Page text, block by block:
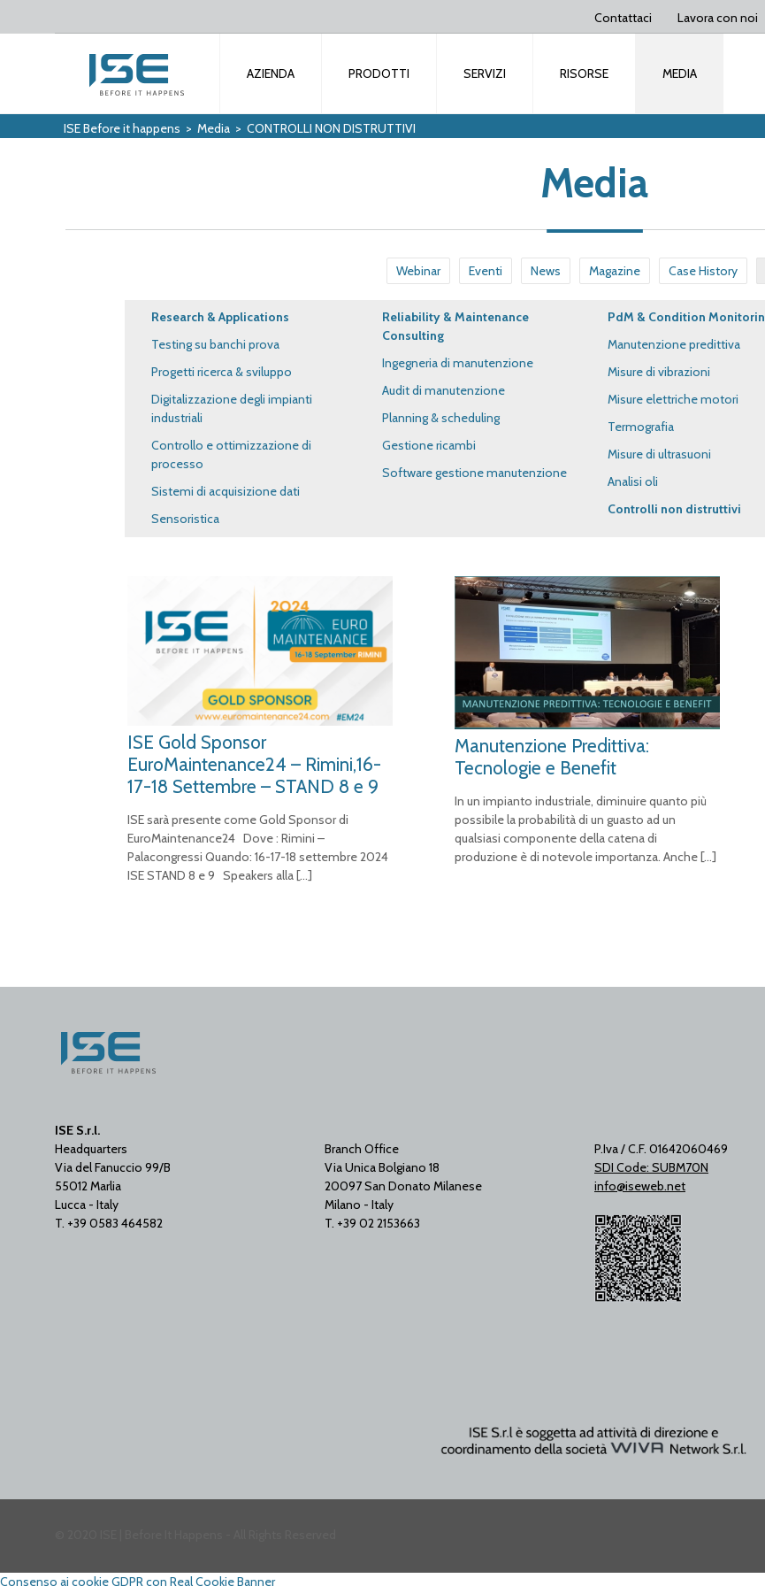
Contattaci Lavora con noi
AZIENDA PRODOTTI SERVIZI RISORSE MEDIA
ISE Before it happens > Media > CONTROLLI NON DISTRUTTIVI
Media
Webinar Eventi News Magazine Case History
Research & Applications
Testing su banchi prova
Progetti ricerca & sviluppo
Digitalizzazione degli impianti
industriali
Controllo e ottimizzazione di
processo
Sistemi di acquisizione dati
Sensoristica
Reliability & Maintenance
Consulting
Ingegneria di manutenzione
Audit di manutenzione
Planning & scheduling
Gestione ricambi
Software gestione manutenzione
PdM & Condition
Manutenzione predittiva
Misure di vibrazioni
Misure elettriche motori
Termografia
Misure di ultrasuoni
Analisi oli
Controlli non distruttivi
ISE Gold Sponsor
EuroMaintenance24 – Rimini,16-
17-18 Settembre – STAND 8 e 9
ISE sarà presente come Gold Sponsor di
EuroMaintenance24 Dove : Rimini –
Palacongressi Quando: 16-17-18 settembre 2024
ISE STAND 8 e 9 Speakers alla[…]
Manutenzione Predittiva:
Tecnologie e Benefit
In un impianto industriale, diminuire quanto più
possibile la probabilità di un guasto ad un
qualsiasi componente della catena di
produzione è di notevole importanza. Anche[…]
ISE S.r.l.
Headquarters
Via del Fanuccio 99/B
55012 Marlia
Lucca - Italy
T. +39 0583 464582
Branch Office
Via Unica Bolgiano 18
20097 San Donato Milanese
Milano - Italy
T. +39 02 2153663
P.Iva / C.F. 01642060469
SDI Code: SUBM70N
info@iseweb.net
Consenso ai cookie GDPR con Real Cookie Banner